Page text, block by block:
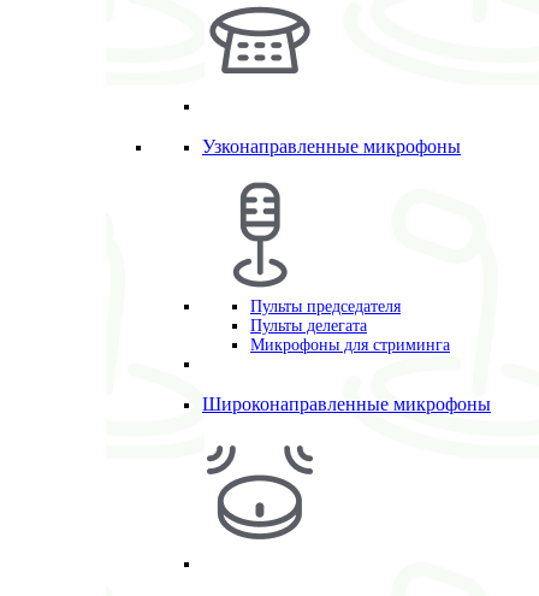
Узконаправленные микрофоны
Пульты председателя
Пульты делегата
Микрофоны для стриминга
Широконаправленные микрофоны